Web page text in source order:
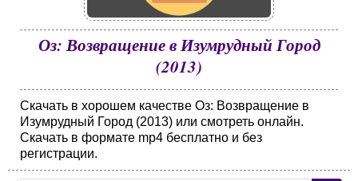
Оз: Возвращение в Изумрудный Город
(2013)
Скачать в хорошем качестве Оз: Возвращение в
Изумрудный Город (2013) или смотреть онлайн.
Скачать в формате mp4 бесплатно и без
регистрации.